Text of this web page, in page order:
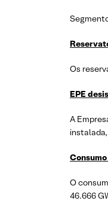
Os
EPE
A
O
46.666